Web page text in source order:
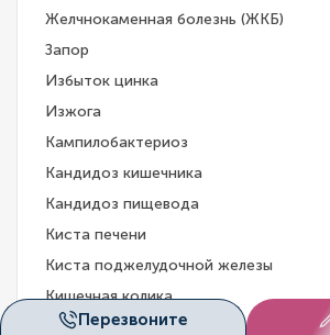
Перезвоните
Желчнокаменная болезнь (ЖКБ)
Запор
Избыток цинка
Изжога
Кампилобактериоз
Кандидоз кишечника
Кандидоз пищевода
Киста печени
Киста поджелудочной железы
Кишечная колика
Кишечная непроходимость